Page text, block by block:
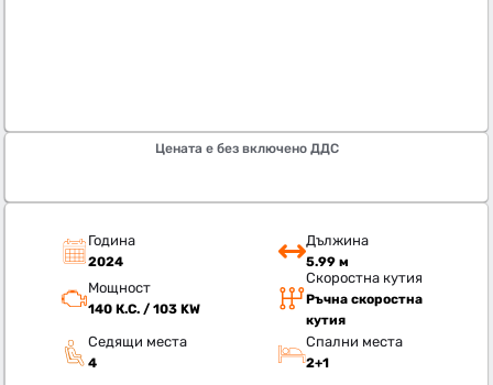
Цената е без включено ДДС
Година
2024
Дължина
5.99 м
Мощност
140 К.С. / 103 KW
Скоростна кутия
Ръчна скоростна
кутия
Седящи места
4
Спални места
2+1